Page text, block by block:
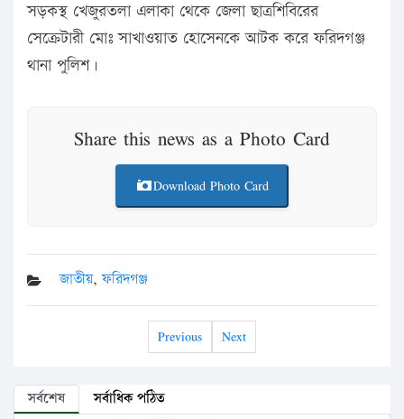
সড়কস্থ খেজুরতলা এলাকা থেকে জেলা ছাত্রশিবিরের
সেক্রেটারী মোঃ সাখাওয়াত হোসেনকে আটক করে ফরিদগঞ্জ
থানা পুলিশ।
Share this news as a Photo Card
Download Photo Card
জাতীয়,ফরিদগঞ্জ
Previous Next
সর্বশেষ সর্বাধিক পঠিত